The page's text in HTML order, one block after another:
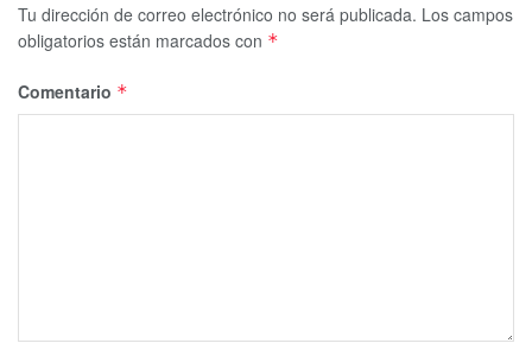
Tu dirección de correo electrónico no será publicada. Los campos
obligatorios están marcados con *
Comentario *